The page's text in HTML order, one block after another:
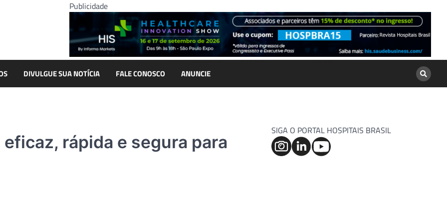
Publicidade
DIVULGUE SUA NOTÍCIA FALE CONOSCO ANUNCIE
rápida e segura para
SIGA O PORTAL HOSPITAIS BRASIL